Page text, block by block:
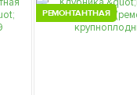
РЕМОНТАНТНАЯ